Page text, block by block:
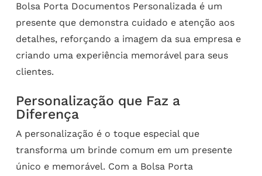
Bolsa Porta Documentos Personalizada é um
presente que demonstra cuidado e atenção aos
detalhes, reforçando a imagem da sua empresa e
criando uma experiência memorável para seus
clientes.
Personalização que Faz a
Diferença
A personalização é o toque especial que
transforma um brinde comum em um presente
único e memorável. Com a Bolsa Porta